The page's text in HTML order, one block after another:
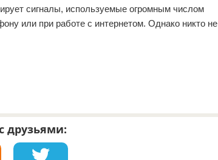
сигналы, используемые огромным числом
или при работе с интернетом. Однако никто не
друзьями: